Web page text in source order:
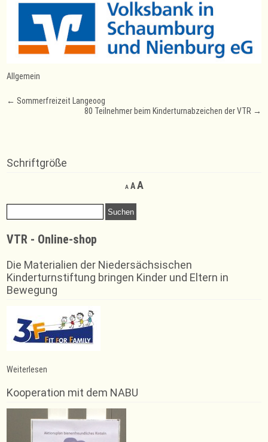
Allgemein
Post
← Sommerfreizeit Langeoog
80 Teilnehmer beim Kinderturnabzeichen der VTR →
Schriftgröße
A
Decrease
font
AReset
size.
AIncrease
Suchen
nach:
VTR - Online-shop
Die Materialien der Niedersächsischen
Kinderturnstiftung bringen Kinder und Eltern in
Bewegung
Weiterlesen
&
Spielen
und
Rope
Skipping
in
Kooperation mit dem NABU